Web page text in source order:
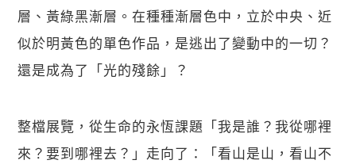
層、黃綠黑漸層。在種種漸層色中，立於中央、近
似於明黃色的單色作品，是逃出了變動中的一切？
還是成為了「光的殘餘」？
整檔展覽，從生命的永恆課題「我是誰？我從哪裡
來？要到哪裡去？」走向了：「看山是山，看山不